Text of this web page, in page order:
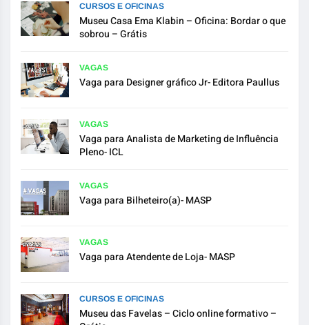
CURSOS E OFICINAS
Museu Casa Ema Klabin – Oficina: Bordar o que
sobrou – Grátis
VAGAS
Vaga para Designer gráfico Jr- Editora Paullus
VAGAS
Vaga para Analista de Marketing de Influência
Pleno- ICL
VAGAS
Vaga para Bilheteiro(a)- MASP
VAGAS
Vaga para Atendente de Loja- MASP
CURSOS E OFICINAS
Museu das Favelas – Ciclo online formativo –